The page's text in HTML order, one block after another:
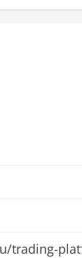
trading-